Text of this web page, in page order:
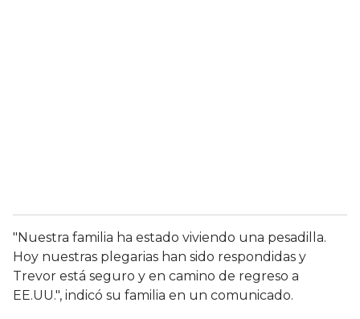
"Nuestra familia ha estado viviendo una pesadilla.
Hoy nuestras plegarias han sido respondidas y
Trevor está seguro y en camino de regreso a
EE.UU.", indicó su familia en un comunicado.